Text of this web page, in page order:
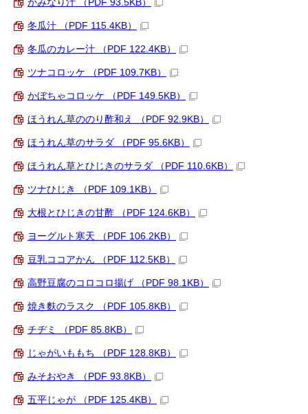
かみなり汁 （PDF 93.5KB）
冬瓜汁 （PDF 115.4KB）
冬瓜のカレー汁 （PDF 122.4KB）
ツナコロッケ （PDF 109.7KB）
かぼちゃコロッケ （PDF 149.5KB）
ほうれん草ののり酢和え （PDF 92.9KB）
ほうれん草のサラダ （PDF 95.6KB）
ほうれん草とひじきのサラダ （PDF 110.6KB）
ツナひじき （PDF 109.1KB）
大根とひじきの甘酢 （PDF 124.6KB）
ヨーグルト寒天 （PDF 106.2KB）
豆乳ココアかん （PDF 112.5KB）
高野豆腐のコロコロ揚げ （PDF 98.1KB）
焼き麩のラスク （PDF 105.8KB）
チヂミ （PDF 85.8KB）
じゃがいももち （PDF 128.8KB）
みそおやき （PDF 93.8KB）
五平じゃが （PDF 125.4KB）